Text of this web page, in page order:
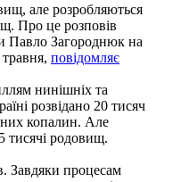
але розробляються
Про це розповів
Павло Загороднюк на
травня, повідомляє
нинішніх та
розвідано 20 тисяч
копалин. Але
тисячі родовищ.
Завдяки процесам